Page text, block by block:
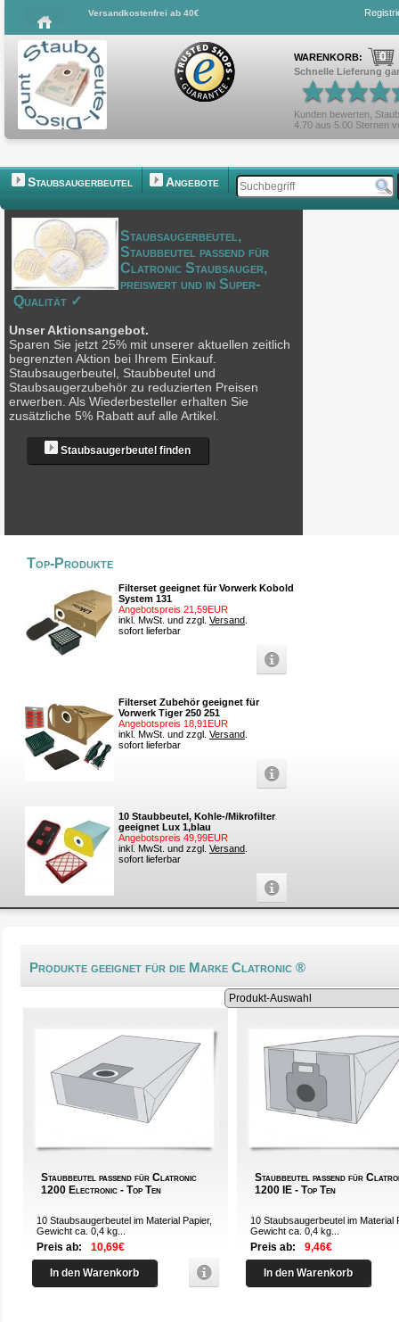
Versandkostenfrei ab 40€
WARENKORB: 0
Schnelle Lieferung
Kunden bewerten,
4.70 aus 5.00 Sternen
Staubsaugerbeutel Angebote
Staubsaugerbeutel,
Staubbeutel passend für
Clatronic Staubsauger,
preiswert und in Super-
Qualität ✓
Unser Aktionsangebot.
Sparen Sie jetzt 25% mit unserer aktuellen zeitlich
begrenzten Aktion bei Ihrem Einkauf.
Staubsaugerbeutel, Staubbeutel und
Staubsaugerzubehör zu reduzierten Preisen
erwerben. Als Wiederbesteller erhalten Sie
zusätzliche 5% Rabatt auf alle Artikel.
Staubsaugerbeutel finden
Top-Produkte
Filterset geeignet für Vorwerk Kobold
System 131
Angebotspreis 21,59EUR
inkl. MwSt. und zzgl. Versand
sofort lieferbar
Filterset Zubehör geeignet für
Vorwerk Tiger 250 251
Angebotspreis 18,91EUR
inkl. MwSt. und zzgl. Versand
sofort lieferbar
10 Staubbeutel, Kohle-/Mikrofilter
geeignet Lux 1,blau
Angebotspreis 49,99EUR
inkl. MwSt. und zzgl. Versand
sofort lieferbar
Produkte geeignet für die Marke Clatronic ®
Staubbeutel passend für Clatronic
1200 Electronic - Top Ten
10 Staubsaugerbeutel im Material Papier,
Gewicht ca. 0,4 kg...
Preis ab: 10,69€
In den Warenkorb
Staubbeutel passend für
1200 IE - Top Ten
10 Staubsaugerbeutel im Material
Gewicht ca. 0,4 kg...
Preis ab: 9,46€
In den Warenkorb